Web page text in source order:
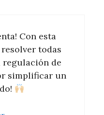
Con esta
todas
regulación de
simplificar un